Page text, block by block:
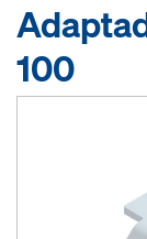
100